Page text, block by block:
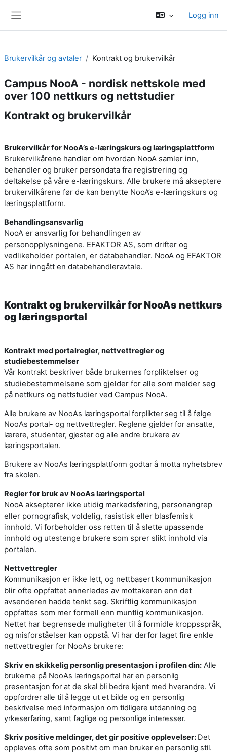
Logg inn
Brukervilkår og avtaler Kontrakt og brukervilkår
Campus NooA - nordisk nettskole med
over 100 nettkurs og nettstudier
Kontrakt og brukervilkår
Brukervilkår for NooA’s e-læringskurs og læringsplattform
Brukervilkårene handler om hvordan NooA samler inn,
behandler og bruker persondata fra registrering og
deltakelse på våre e-læringskurs. Alle brukere må akseptere
brukervilkårene før de kan benytte NooA’s e-læringskurs og
læringsplattform.
Behandlingsansvarlig
NooA er ansvarlig for behandlingen av
personopplysningene. EFAKTOR AS, som drifter og
vedlikeholder portalen, er databehandler. NooA og EFAKTOR
AS har inngått en databehandleravtale.
Kontrakt og brukervilkår for NooAs nettkurs
og læringsportal
Kontrakt med portalregler, nettvettregler og
studiebestemmelser
Vår kontrakt beskriver både brukernes forpliktelser og
studiebestemmelsene som gjelder for alle som melder seg
på nettkurs og nettstudier ved Campus NooA.
Alle brukere av NooAs læringsportal forplikter seg til å følge
NooAs portal- og nettvettregler. Reglene gjelder for ansatte,
lærere, studenter, gjester og alle andre brukere av
læringsportalen.
Brukere av NooAs læringsplattform godtar å motta nyhetsbrev
fra skolen.
Regler for bruk av NooAs læringsportal
NooA aksepterer ikke utidig markedsføring, personangrep
eller pornografisk, voldelig, rasistisk eller blasfemisk
innhold. Vi forbeholder oss retten til å slette upassende
innhold og utestenge brukere som sprer slikt innhold via
portalen.
Nettvettregler
Kommunikasjon er ikke lett, og nettbasert kommunikasjon
blir ofte oppfattet annerledes av mottakeren enn det
avsenderen hadde tenkt seg. Skriftlig kommunikasjon
oppfattes som mer formell enn muntlig kommunikasjon.
Nettet har begrensede muligheter til å formidle kroppsspråk,
og misforståelser kan oppstå. Vi har derfor laget fire enkle
nettvettregler for NooAs brukere:
Skriv en skikkelig personlig presentasjon i profilen din: Alle
brukerne på NooAs læringsportal har en personlig
presentasjon for at de skal bli bedre kjent med hverandre. Vi
oppfordrer alle til å legge ut et bilde og en personlig
beskrivelse med informasjon om tidligere utdanning og
yrkeserfaring, samt faglige og personlige interesser.
Skriv positive meldinger, det gir positive opplevelser: Det
oppleves ofte som positivt om man bruker en personlig stil.